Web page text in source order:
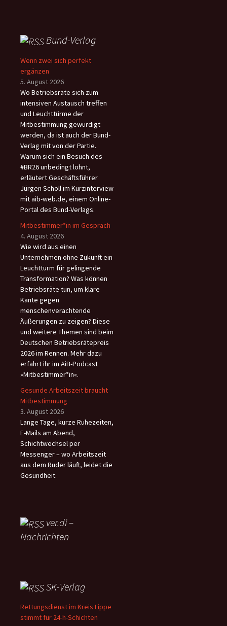
Bund-Verlag
Wenn zwei sich perfekt
ergänzen
5. August 2026
Wo Betriebsräte sich zum
intensiven Austausch treffen
und Leuchttürme der
Mitbestimmung gewürdigt
werden, da ist auch der Bund-
Verlag mit von der Partie.
Warum sich ein Besuch des
#BR26 unbedingt lohnt,
erläutert Geschäftsführer
Jürgen Scholl im Kurzinterview
mit aib-web.de, einem Online-
Portal des Bund-Verlags.
Mitbestimmer*in im Gespräch
4. August 2026
Wie wird aus einen
Unternehmen ohne Zukunft ein
Leuchtturm für gelingende
Transformation? Was können
Betriebsräte tun, um klare
Kante gegen
menschenverachtende
Äußerungen zu zeigen? Diese
und weitere Themen sind beim
Deutschen Betriebsrätepreis
2026 im Rennen. Mehr dazu
erfahrt ihr im AiB-Podcast
»Mitbestimmer*in«.
Gesunde Arbeitszeit braucht
Mitbestimmung
3. August 2026
Lange Tage, kurze Ruhezeiten,
E-Mails am Abend,
Schichtwechsel per
Messenger – wo Arbeitszeit
aus dem Ruder läuft, leidet die
Gesundheit.
ver.di –
Nachrichten
SK-Verlag
Rettungsdienst im Kreis Lippe
stimmt für 24-h-Schichten